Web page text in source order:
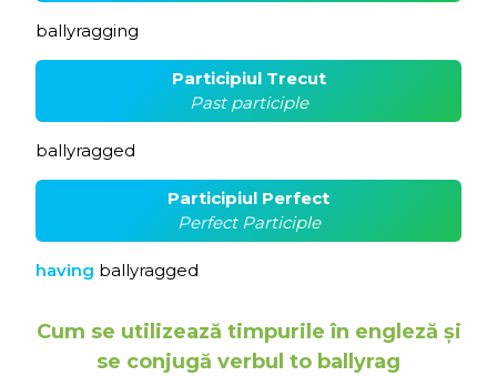
ballyragging
Participiul Trecut
Past participle
ballyragged
Participiul Perfect
Perfect Participle
having ballyragged
Cum se utilizează timpurile în engleză și
se conjugă verbul to ballyrag